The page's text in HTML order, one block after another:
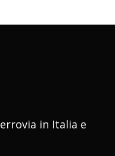
in Italia e